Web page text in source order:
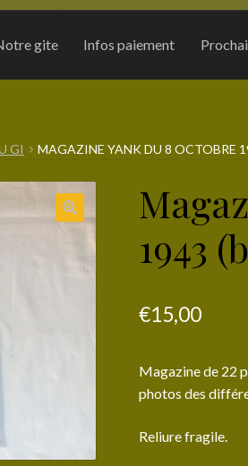
gite Infos paiement
GI MAGAZINE YANK DU 8 OCTOBRE
1943
€15,00
Magazine de 22
photos des
Reliure fragile.